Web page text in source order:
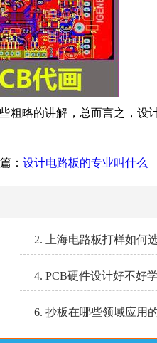
略的讲解，总而言之，设
： 设计电路板的专业叫什么
2. 上海电路板打样如何
4. PCB硬件设计好不好学
6. 抄板在哪些领域应用